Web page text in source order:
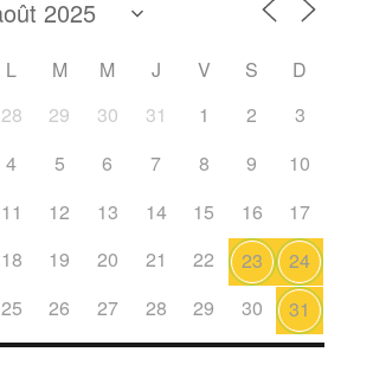
L M M J V S
D
28
29 30 31 1 2
3
4
5 6 7 8 9
10
11
12 13 14 15 16
17
18
19 20 21 22 23
24
25
26 27 28 29 30 31